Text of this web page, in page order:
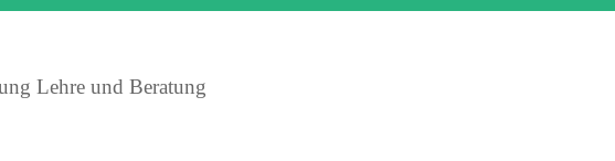
Lehre und Beratung